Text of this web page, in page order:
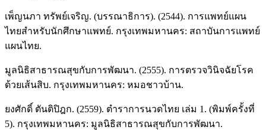
เพ็ญนภา ทรัพย์เจริญ. (บรรณาธิการ). (2544). การแพทย์แผน
ไทยสำหรับนักศึกษาแพทย์. กรุงเทพมหานคร: สถาบันการแพทย์
แผนไทย.
มูลนิธิสาธารณสุขกับการพัฒนา. (2555). การตรวจวินิจฉัยโรค
ด้วยเส้นสิบ. กรุงเทพมหานคร: หมอชาวบ้าน.
ยงศักดิ์ ตันติปิฎก. (2559). ตำราการนวดไทย เล่ม 1. (พิมพ์ครั้งที่
5). กรุงเทพมหานคร: มูลนิธิสาธารณสุขกับการพัฒนา.